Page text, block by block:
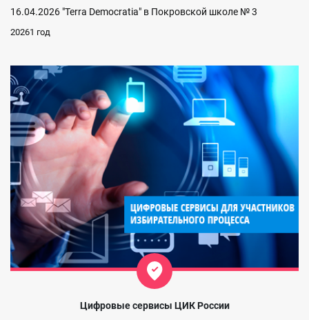
16.04.2026 "Terra Democratia" в Покровской школе № 3
20261 год
Цифровые сервисы ЦИК России